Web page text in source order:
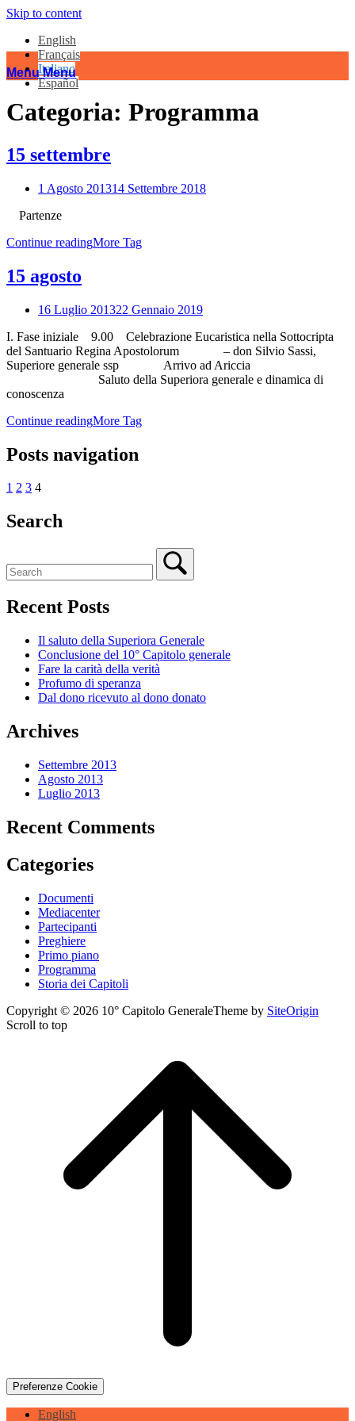
Skip to content
English
Français
Italiano
Español
MenuMenu
Categoria: Programma
15 settembre
1 Agosto 201314 Settembre 2018
Partenze
Continue readingMore Tag
15 agosto
16 Luglio 201322 Gennaio 2019
I. Fase iniziale 9.00 Celebrazione Eucaristica nella Sottocripta
del Santuario Regina Apostolorum – don Silvio Sassi,
Superiore generale ssp Arrivo ad Ariccia
Saluto della Superiora generale e dinamica di
conoscenza
Continue readingMore Tag
Posts navigation
1 2 3 4
Search
Recent Posts
Il saluto della Superiora Generale
Conclusione del 10° Capitolo generale
Fare la carità della verità
Profumo di speranza
Dal dono ricevuto al dono donato
Archives
Settembre 2013
Agosto 2013
Luglio 2013
Recent Comments
Categories
Documenti
Mediacenter
Partecipanti
Preghiere
Primo piano
Programma
Storia dei Capitoli
Copyright © 2026 10° Capitolo GeneraleTheme by SiteOrigin
Scroll to top
Preferenze Cookie
English